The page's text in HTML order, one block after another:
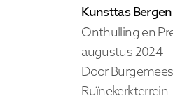
Kunsttas
Onthulling en
augustus 2024
Door
Ruïnekerkterrein